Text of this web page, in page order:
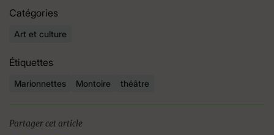
Catégories
Art et culture
Étiquettes
Marionnettes Montoire théâtre
Partager cet article